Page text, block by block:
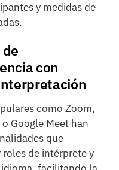
y medidas de
con
como Zoom,
Google Meet han
que
de intérprete y